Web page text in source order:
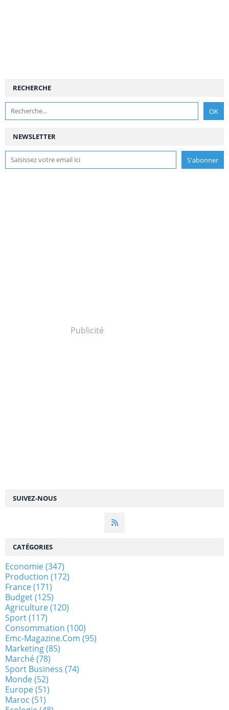
NEWSLETTER
SUIVEZ-NOUS
RECHERCHE
Publicité
CATÉGORIES
Economie(347)
Production (172)
France(171)
Budget(125)
Agriculture(120)
Sport(117)
Consommation (100)
Emc-Magazine.com (95)
Marketing(85)
Marché(78)
Sport Business (74)
Monde(52)
Europe(51)
Maroc (51)